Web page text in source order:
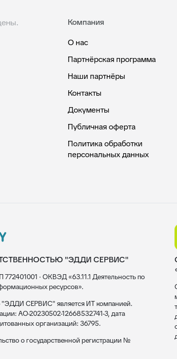
Компания
О нас
Партнёрская программа
Наши партнёры
Контакты
Документы
Публичная оферта
Политика обработки
персональных данных
"ЭДДИ СЕРВИС"
· ОКВЭД «63.11.1 Деятельность по
ресурсов».
"ЭДДИ СЕРВИС" является ИТ компанией.
АО-20230502-12668532741-3, дата
организаций: 36795.
о государственной регистрации №